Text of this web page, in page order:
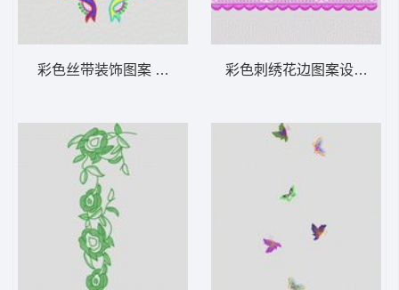
彩色丝带装饰图案 大花样 彩色刺绣花边图案设计 大